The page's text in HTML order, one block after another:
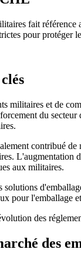
fait
pour protéger
militaires et de
du
contribué
L'augmentation
aux militaires.
solutions
pour l'emballage
des
des